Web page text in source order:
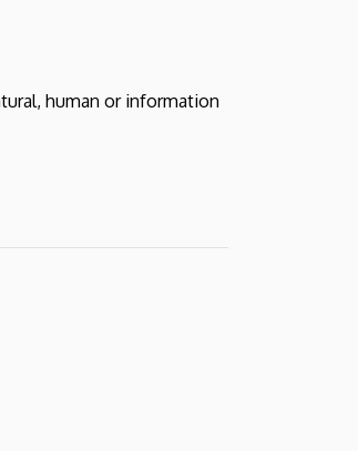
human or information